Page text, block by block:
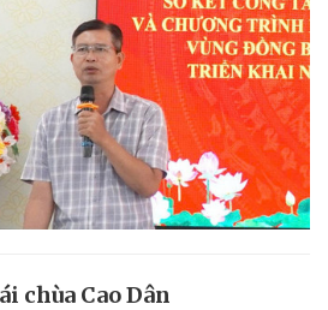
chùa Cao Dân